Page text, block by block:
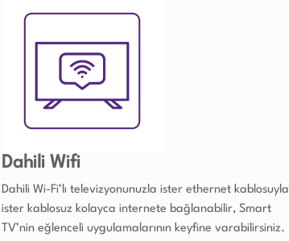
Dahili Wifi
Dahili Wi-Fi’lı televizyonunuzla ister ethernet kablosuyla
ister kablosuz kolayca internete bağlanabilir, Smart
TV’nin eğlenceli uygulamalarının keyfine varabilirsiniz.